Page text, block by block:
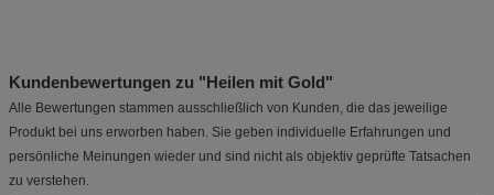
Kundenbewertungen zu "Heilen mit Gold"
Alle Bewertungen stammen ausschließlich von Kunden, die das jeweilige
Produkt bei uns erworben haben. Sie geben individuelle Erfahrungen und
persönliche Meinungen wieder und sind nicht als objektiv geprüfte Tatsachen
zu verstehen.